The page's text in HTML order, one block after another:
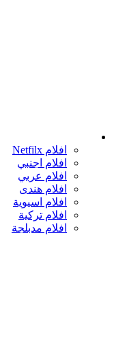
افلام Netfilx
افلام اجنبي
افلام عربي
افلام هندى
افلام اسيوية
افلام تركية
افلام مدبلجة